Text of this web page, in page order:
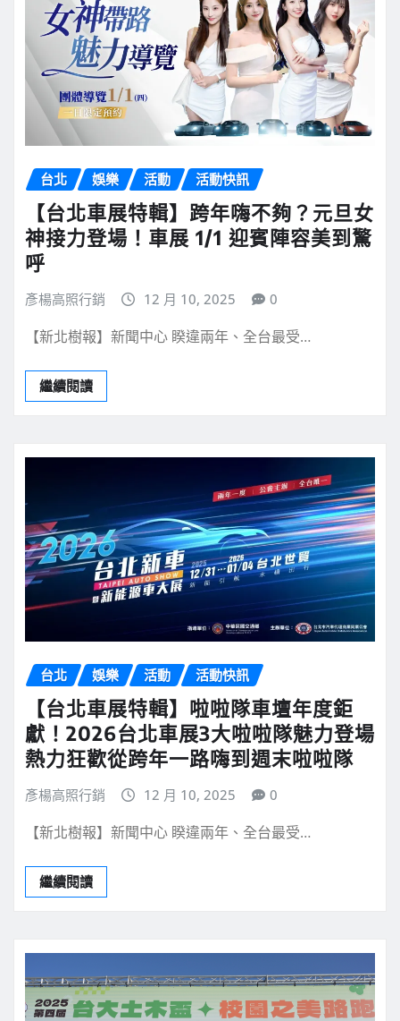
台北 娛樂 活動 活動快訊
【台北車展特輯】跨年嗨不夠？元旦女
神接力登場！車展 1/1 迎賓陣容美到驚
呼
彥楊高照行銷 12 月 10, 2025 0
【新北樹報】新聞中心 睽違兩年、全台最受…
繼續閱讀
台北 娛樂 活動 活動快訊
【台北車展特輯】啦啦隊車壇年度鉅
獻！2026台北車展3大啦啦隊魅力登場
熱力狂歡從跨年一路嗨到週末啦啦隊
彥楊高照行銷 12 月 10, 2025 0
【新北樹報】新聞中心 睽違兩年、全台最受…
繼續閱讀